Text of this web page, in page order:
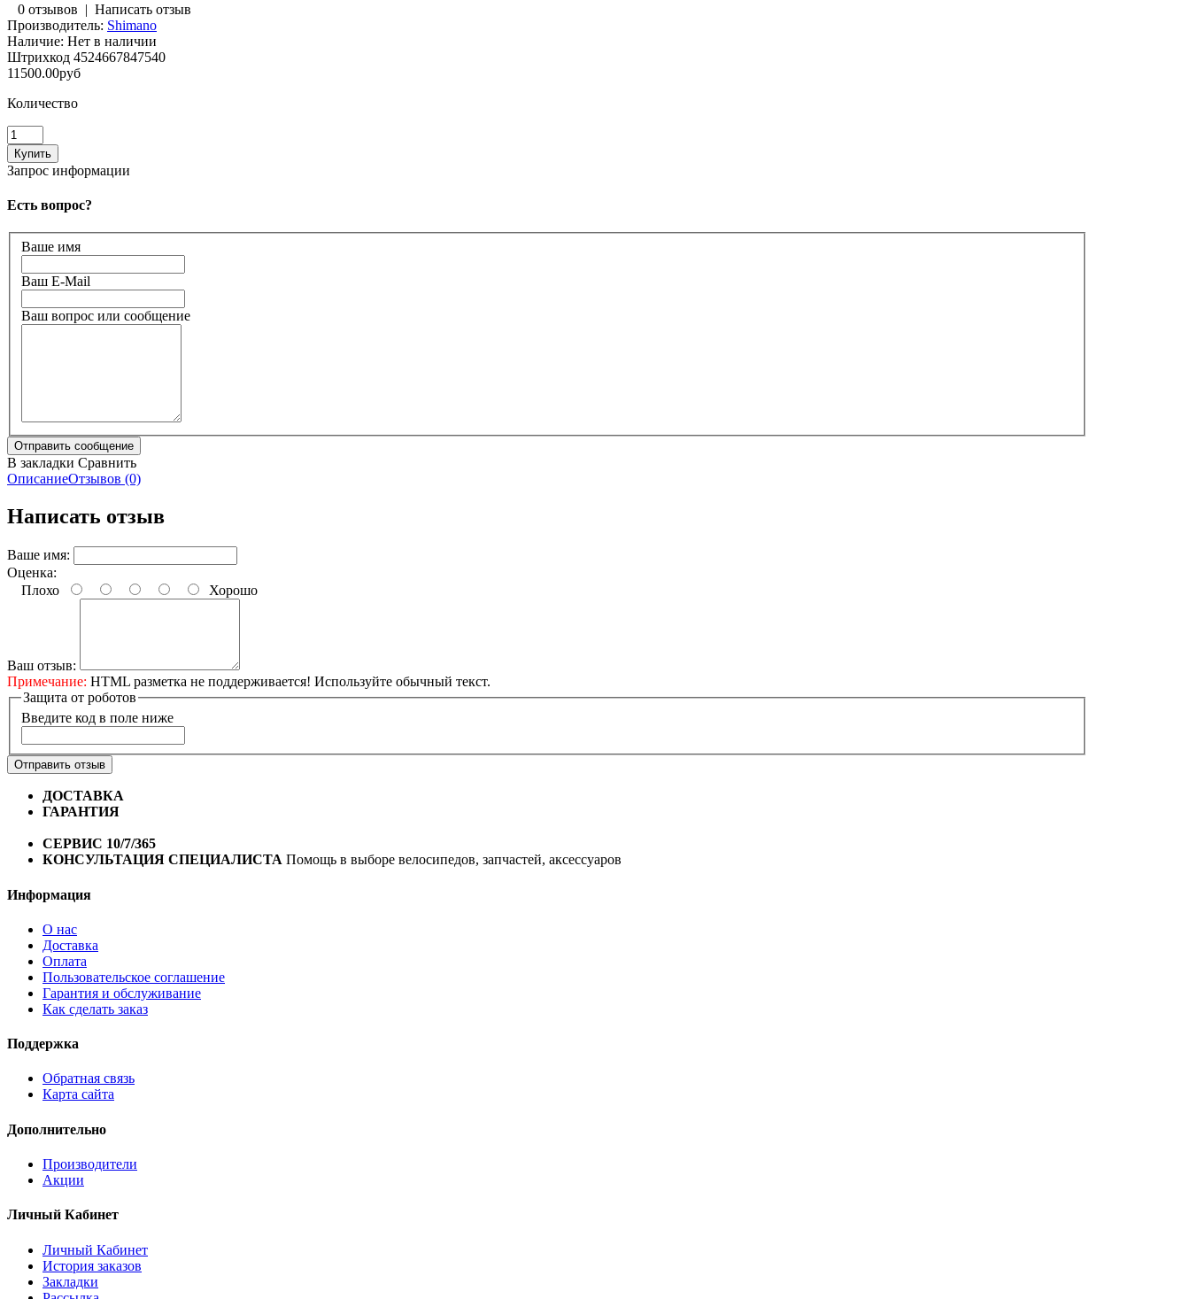
0 отзывов | Написать отзыв
Производитель: Shimano
Наличие: Нет в наличии
Штрихкод 4524667847540
11500.00руб
Количество
Запрос информации
Есть вопрос?
Ваше имя
Ваш E-Mail
Ваш вопрос или сообщение
В закладки Сравнить
ОписаниеОтзывов (0)
Написать отзыв
Ваше имя:
Оценка:
Плохо
Хорошо
Ваш отзыв:
Примечание: HTML разметка не поддерживается! Используйте обычный текст.
Защита от роботов
Введите код в поле ниже
Отправить отзыв
ДОСТАВКА
ГАРАНТИЯ
СЕРВИС 10/7/365
КОНСУЛЬТАЦИЯ СПЕЦИАЛИСТА Помощь в выборе велосипедов, запчастей, аксессуаров
Информация
О нас
Доставка
Оплата
Пользовательское соглашение
Гарантия и обслуживание
Как сделать заказ
Поддержка
Обратная связь
Карта сайта
Дополнительно
Производители
Акции
Личный Кабинет
Личный Кабинет
История заказов
Закладки